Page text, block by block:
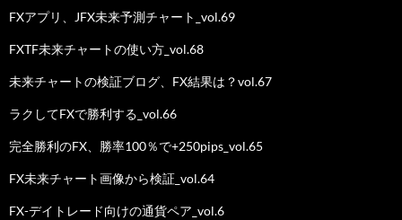
FXアプリ、JFX未来予測チャート_vol.69
FXTF未来チャートの使い方_vol.68
未来チャートの検証ブログ、FX結果は？vol.67
ラクしてFXで勝利する_vol.66
完全勝利のFX、勝率100％で+250pips_vol.65
FX未来チャート画像から検証_vol.64
FX-デイトレード向けの通貨ペア_vol.6